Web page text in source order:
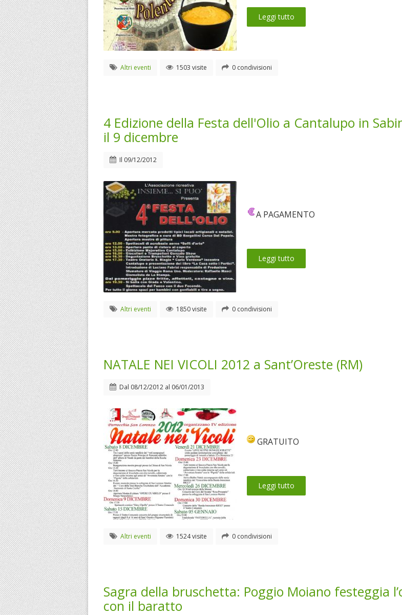
Leggi tutto
Altri eventi 1503 visite 0 condivisioni
4 Edizione della Festa dell'Olio a Cantalupo in
il 9 dicembre
Il 09/12/2012
A PAGAMENTO
Leggi tutto
Altri eventi 1850 visite 0 condivisioni
NATALE NEI VICOLI 2012 a Sant’Oreste (RM)
Dal 08/12/2012 al 06/01/2013
GRATUITO
Leggi tutto
Altri eventi 1524 visite 0 condivisioni
Sagra della bruschetta: Poggio Moiano festeggia
con il baratto